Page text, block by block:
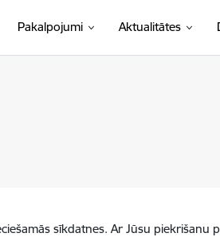
Pakalpojumi Aktualitātes
sīkdatnes. Ar Jūsu